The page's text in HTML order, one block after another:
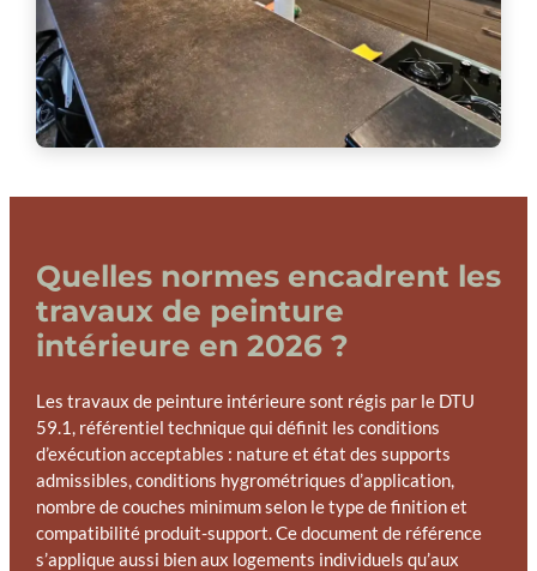
Quelles normes encadrent les
travaux de peinture
intérieure en 2026 ?
Les travaux de peinture intérieure sont régis par le DTU
59.1, référentiel technique qui définit les conditions
d’exécution acceptables : nature et état des supports
admissibles, conditions hygrométriques d’application,
nombre de couches minimum selon le type de finition et
compatibilité produit-support. Ce document de référence
s’applique aussi bien aux logements individuels qu’aux